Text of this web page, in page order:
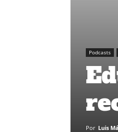
Podcasts
Por Luis